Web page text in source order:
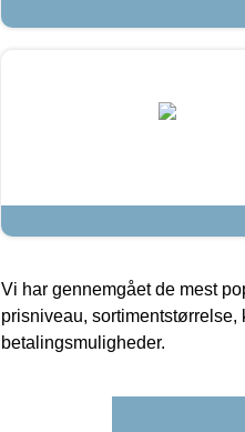
Vi har gennemgået de mest
prisniveau,
betalingsmuligheder.